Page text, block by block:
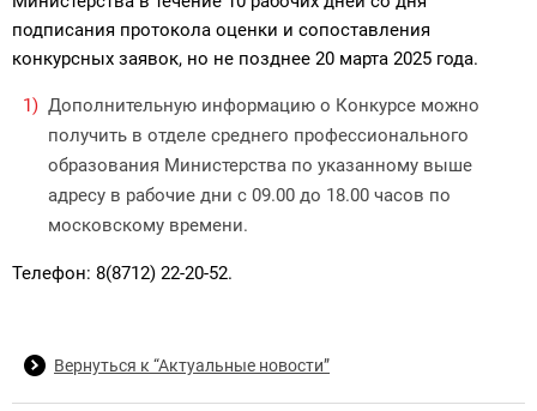
подписания протокола оценки и сопоставления
конкурсных заявок, но не позднее 20 марта 2025 года.
Дополнительную информацию о Конкурсе можно
получить в отделе среднего профессионального
образования Министерства по указанному выше
адресу в рабочие дни с 09.00 до 18.00 часов по
московскому времени.
Телефон: 8(8712) 22-20-52.
Вернуться к “Актуальные новости”